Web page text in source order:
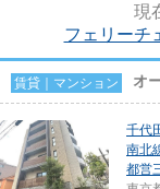
現
フェリーチ
賃貸｜マンション オ
千代
南北
都営